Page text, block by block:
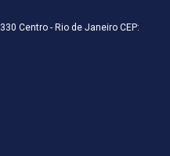
Centro - Rio de Janeiro CEP: